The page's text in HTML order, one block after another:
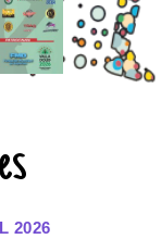
2026